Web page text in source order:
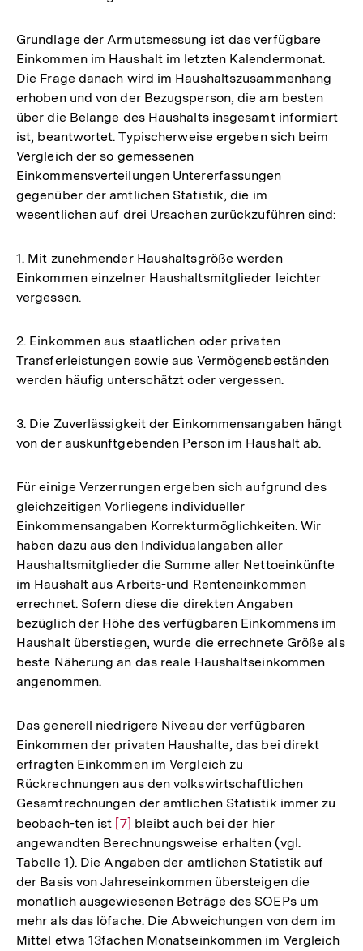
Grundlage der Armutsmessung ist das verfügbare
Einkommen im Haushalt im letzten Kalendermonat.
Die Frage danach wird im Haushaltszusammenhang
erhoben und von der Bezugsperson, die am besten
über die Belange des Haushalts insgesamt informiert
ist, beantwortet. Typischerweise ergeben sich beim
Vergleich der so gemessenen
Einkommensverteilungen Untererfassungen
gegenüber der amtlichen Statistik, die im
wesentlichen auf drei Ursachen zurückzuführen sind:
1. Mit zunehmender Haushaltsgröße werden
Einkommen einzelner Haushaltsmitglieder leichter
vergessen.
2. Einkommen aus staatlichen oder privaten
Transferleistungen sowie aus Vermögensbeständen
werden häufig unterschätzt oder vergessen.
3. Die Zuverlässigkeit der Einkommensangaben hängt
von der auskunftgebenden Person im Haushalt ab.
Für einige Verzerrungen ergeben sich aufgrund des
gleichzeitigen Vorliegens individueller
Einkommensangaben Korrekturmöglichkeiten. Wir
haben dazu aus den Individualangaben aller
Haushaltsmitglieder die Summe aller Nettoeinkünfte
im Haushalt aus Arbeits-und Renteneinkommen
errechnet. Sofern diese die direkten Angaben
bezüglich der Höhe des verfügbaren Einkommens im
Haushalt überstiegen, wurde die errechnete Größe als
beste Näherung an das reale Haushaltseinkommen
angenommen.
Das generell niedrigere Niveau der verfügbaren
Einkommen der privaten Haushalte, das bei direkt
erfragten Einkommen im Vergleich zu
Rückrechnungen aus den volkswirtschaftlichen
Gesamtrechnungen der amtlichen Statistik immer zu
beobach-ten ist Zur
Auflösung
der
Fußnote
[7] bleibt auch bei der hier
angewandten Berechnungsweise erhalten (vgl.
Tabelle 1). Die Angaben der amtlichen Statistik auf
der Basis von Jahreseinkommen übersteigen die
monatlich ausgewiesenen Beträge des SOEPs um
mehr als das löfache. Die Abweichungen von dem im
Mittel etwa 13fachen Monatseinkommen im Vergleich